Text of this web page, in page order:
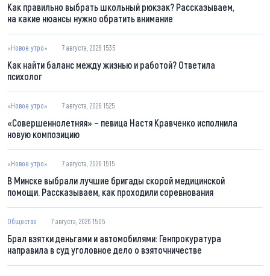
Как правильно выбрать школьный рюкзак? Рассказываем,
на какие нюансы нужно обратить внимание
«Новое утро» 7 августа, 2026 15:35
Как найти баланс между жизнью и работой? Ответила
психолог
«Новое утро» 7 августа, 2026 15:25
«Совершеннолетняя» – певица Настя Кравченко исполнила
новую композицию
«Новое утро» 7 августа, 2026 15:15
В Минске выбрали лучшие бригады скорой медицинской
помощи. Рассказываем, как проходили соревнования
Общество 7 августа, 2026 15:05
Брал взятки деньгами и автомобилями: Генпрокуратура
направила в суд уголовное дело о взяточничестве